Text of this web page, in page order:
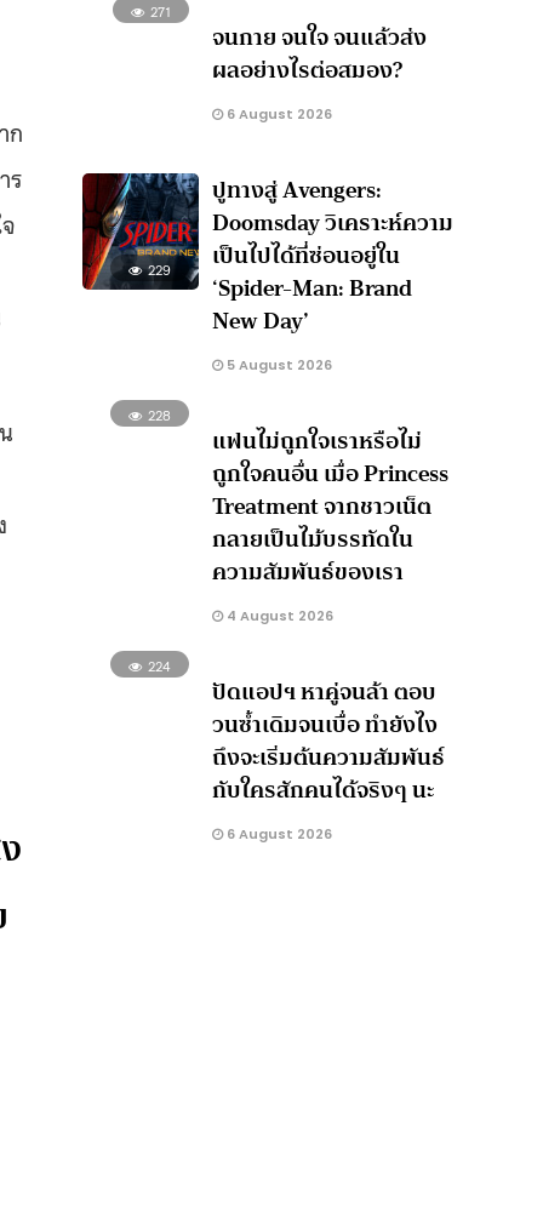
ก
ร
271
จนกาย จนใจ จนแล้วส่ง
ผลอย่างไรต่อสมอง?
6 August 2026
229
ปูทางสู่ Avengers:
Doomsday วิเคราะห์ความ
เป็นไปได้ที่ซ่อนอยู่ใน
‘Spider-Man: Brand
New Day’
5 August 2026
228
แฟนไม่ถูกใจเราหรือไม่
ถูกใจคนอื่น เมื่อ Princess
Treatment จากชาวเน็ต
กลายเป็นไม้บรรทัดใน
ความสัมพันธ์ของเรา
4 August 2026
224
ปัดแอปฯ หาคู่จนล้า ตอบ
วนซ้ำเดิมจนเบื่อ ทำยังไง
ถึงจะเริ่มต้นความสัมพันธ์
กับใครสักคนได้จริงๆ นะ
6 August 2026